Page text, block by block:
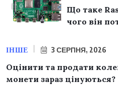
Що таке
чого він
ІНШЕ 3 СЕРПНЯ, 2026
Оцінити та продати
монети зараз цінуються?